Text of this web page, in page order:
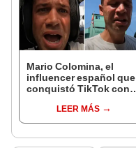
Mario Colomina, el
influencer español que
conquistó TikTok con
"Mi amor nació por la
gastronomía"
LEER MÁS